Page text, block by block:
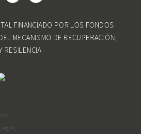
FINANCIADO POR LOS FONDOS
MECANISMO DE RECUPERACIÓN,
RESILENCIA